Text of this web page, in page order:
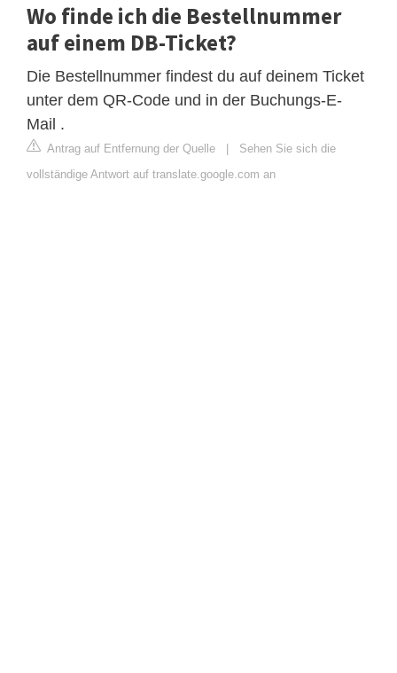
Wo finde ich die Bestellnummer
auf einem DB-Ticket?
Die Bestellnummer findest du auf deinem Ticket
unter dem QR-Code und in der Buchungs-E-
Mail .
Antrag auf Entfernung der Quelle | Sehen Sie sich die
vollständige Antwort auf translate.google.com an